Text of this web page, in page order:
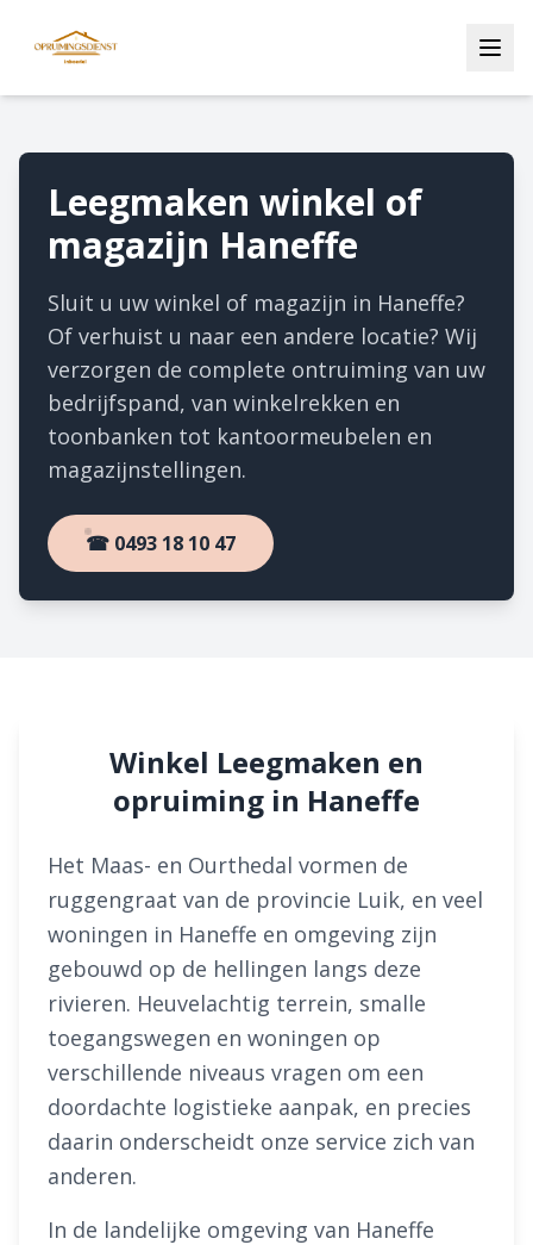
Leegmaken winkel of
magazijn Haneffe
Sluit u uw winkel of magazijn in Haneffe?
Of verhuist u naar een andere locatie? Wij
verzorgen de complete ontruiming van uw
bedrijfspand, van winkelrekken en
toonbanken tot kantoormeubelen en
magazijnstellingen.
☎ 0493 18 10 47
Winkel Leegmaken en
opruiming in Haneffe
Het Maas- en Ourthedal vormen de
ruggengraat van de provincie Luik, en veel
woningen in Haneffe en omgeving zijn
gebouwd op de hellingen langs deze
rivieren. Heuvelachtig terrein, smalle
toegangswegen en woningen op
verschillende niveaus vragen om een
doordachte logistieke aanpak, en precies
daarin onderscheidt onze service zich van
anderen.
In de landelijke omgeving van Haneffe